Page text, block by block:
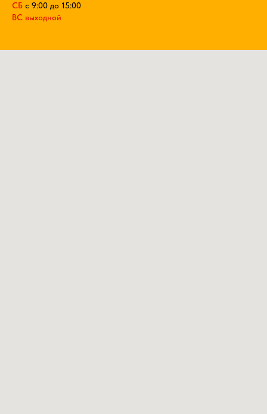
СБ с 9:00 до 15:00
ВС выходной